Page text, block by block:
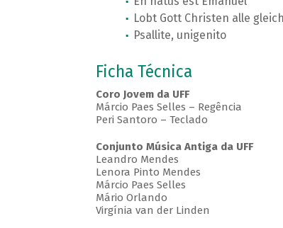
Lobt Gott Christen alle gleich
Psallite, unigenito
Ficha Técnica
Coro Jovem da UFF
Márcio Paes Selles – Regência
Peri Santoro – Teclado
Conjunto Música Antiga da UFF
Leandro Mendes
Lenora Pinto Mendes
Márcio Paes Selles
Mário Orlando
Virgínia van der Linden